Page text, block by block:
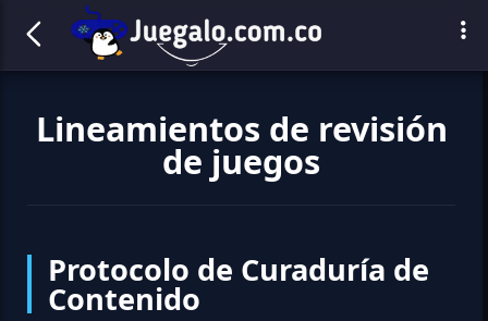
Lineamientos de revisión
de juegos
Protocolo de Curaduría de
Contenido